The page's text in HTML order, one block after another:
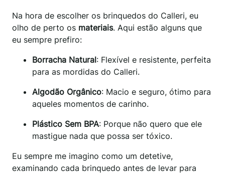
Na hora de escolher os brinquedos do Calleri, eu
olho de perto os materiais. Aqui estão alguns que
eu sempre prefiro:
Borracha Natural: Flexível e resistente, perfeita
para as mordidas do Calleri.
Algodão Orgânico: Macio e seguro, ótimo para
aqueles momentos de carinho.
Plástico Sem BPA: Porque não quero que ele
mastigue nada que possa ser tóxico.
Eu sempre me imagino como um detetive,
examinando cada brinquedo antes de levar para